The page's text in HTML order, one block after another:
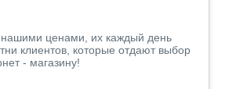
ценами, их каждый день
клиентов, которые отдают выбор
- магазину!